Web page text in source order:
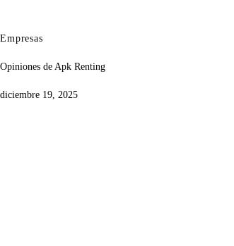
Empresas
Opiniones de Apk Renting
diciembre 19, 2025